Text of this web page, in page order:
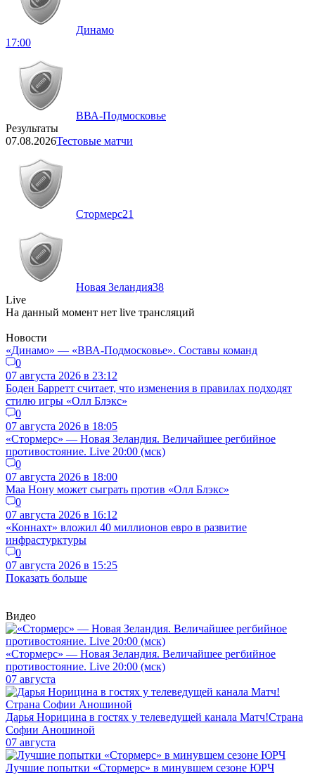
Динамо
17:00
ВВА-Подмосковье
Результаты
07.08.2026Тестовые матчи
Стормерс21
Новая Зеландия38
Live
На данный момент нет live трансляций
Новости
«Динамо» — «ВВА-Подмосковье». Составы команд
0
07 августа 2026 в 23:12
Боден Барретт считает, что изменения в правилах подходят
стилю игры «Олл Блэкс»
0
07 августа 2026 в 18:05
«Стормерс» — Новая Зеландия. Величайшее регбийное
противостояние. Live 20:00 (мск)
0
07 августа 2026 в 18:00
Маа Нону может сыграть против «Олл Блэкс»
0
07 августа 2026 в 16:12
«Коннахт» вложил 40 миллионов евро в развитие
инфрастурктуры
0
07 августа 2026 в 15:25
Показать больше
Видео
«Стормерс» — Новая Зеландия. Величайшее регбийное
противостояние. Live 20:00 (мск)
07 августа
Дарья Норицина в гостях у телеведущей канала Матч!Страна
Софии Аношиной
07 августа
Лучшие попытки «Стормерс» в минувшем сезоне ЮРЧ